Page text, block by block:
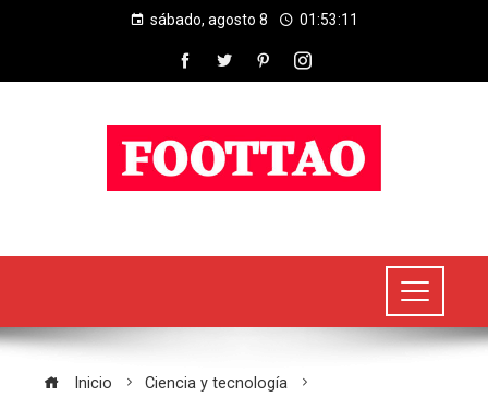
sábado, agosto 8 01:53:11
Inicio
Ciencia y tecnología